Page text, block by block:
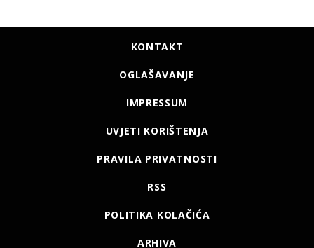
KONTAKT
OGLAŠAVANJE
IMPRESSUM
UVJETI KORIŠTENJA
PRAVILA PRIVATNOSTI
RSS
POLITIKA KOLAČIĆA
ARHIVA